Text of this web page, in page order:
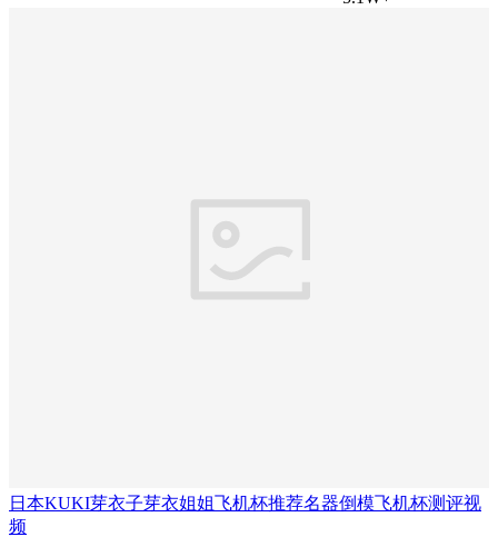
日本KUKI芽衣子芽衣姐姐飞机杯推荐名器倒模飞机杯测评视
频